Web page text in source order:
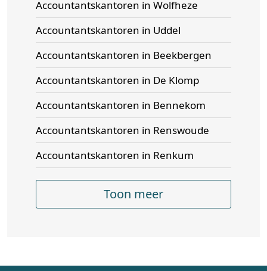
Accountantskantoren in Wolfheze
Accountantskantoren in Uddel
Accountantskantoren in Beekbergen
Accountantskantoren in De Klomp
Accountantskantoren in Bennekom
Accountantskantoren in Renswoude
Accountantskantoren in Renkum
Toon meer